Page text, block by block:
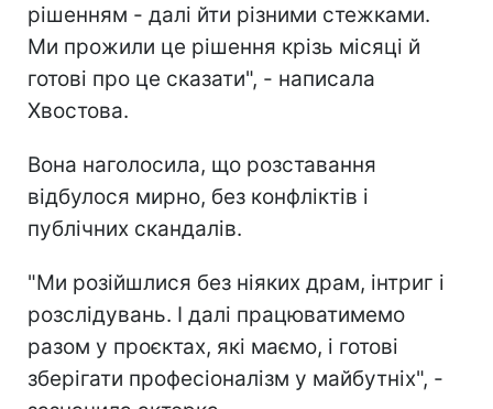
рішенням - далі йти різними стежками.
Ми прожили це рішення крізь місяці й
готові про це сказати", - написала
Хвостова.
Вона наголосила, що розставання
відбулося мирно, без конфліктів і
публічних скандалів.
"Ми розійшлися без ніяких драм, інтриг і
розслідувань. І далі працюватимемо
разом у проєктах, які маємо, і готові
зберігати професіоналізм у майбутніх", -